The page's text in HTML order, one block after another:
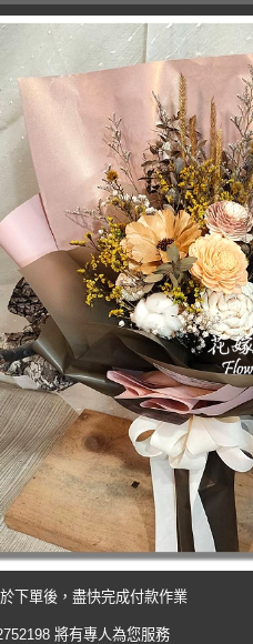
下單後，盡快完成付款作業
將有專人為您服務